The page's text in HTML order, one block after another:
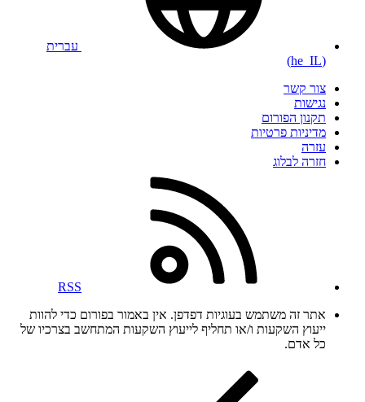
עברית
(he_IL)
צור קשר
נגישות
תקנון הפורום
מדיניות פרטיות
עזרה
חזרה לבלוג
RSS
אתר זה משתמש בעוגיות דפדפן. אין באמור בפורום כדי להוות
ייעוץ השקעות ו/או תחליף לייעוץ השקעות המתחשב בצרכיו של
כל אדם.